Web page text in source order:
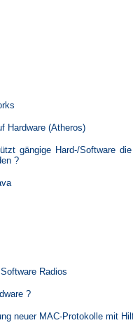
Hardware (Atheros)
gängige Hard-/Software
?
Radios
?
neuer MAC-Protokolle mit